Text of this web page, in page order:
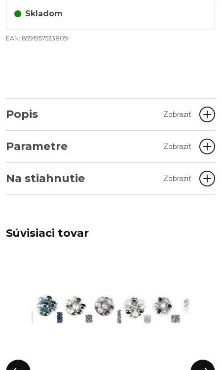
Skladom
EAN: 8591957533809
Popis Zobraziť
Parametre Zobraziť
Na stiahnutie Zobraziť
Súvisiaci tovar